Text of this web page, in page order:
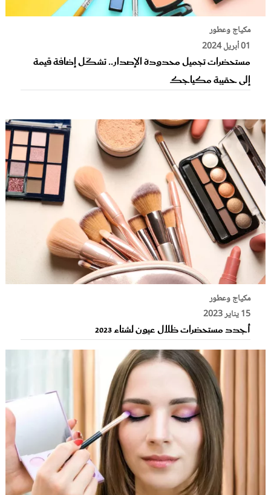
مكياج وعطور
01 أبريل 2024
مستحضرات تجميل محدودة الإصدار.. تشكّل إضافة قيمة
إلى حقيبة مكياجك
مكياج وعطور
15 يناير 2023
أجدد مستحضرات ظلال عيون لشتاء 2023